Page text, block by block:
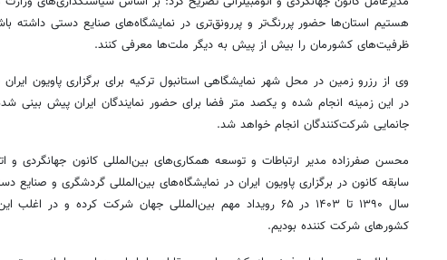
هستیم استان‌ها حضور پررنگ‌تر و پررونق‌تری در نمایشگاه‌های صنایع دستی داشته
ظرفیت‌های کشورمان را بیش از پیش به دیگر ملت‌ها معرفی کنند.
وی از رزرو زمین در محل شهر نمایشگاهی استانبول ترکیه برای برگزاری پاویون
در این زمینه انجام شده و یکصد متر فضا برای حضور نمایندگان ایران پیش بینی
جانمایی شرکت‌کنندگان انجام خواهد شد.
محسن صفرزاده مدیر ارتباطات و توسعه همکاری‌های بین‌المللی کانون جهانگردی و
سابقه کانون در برگزاری پاویون ایران در نمایشگاه‌های بین‌المللی گردشگری و صنایع
سال ۱۳۹۰ تا
در ۶۵ رویداد مهم بین‌المللی جهان شرکت کرده و در اغلب این رویدادها
کشورهای شرکت کننده بودیم.